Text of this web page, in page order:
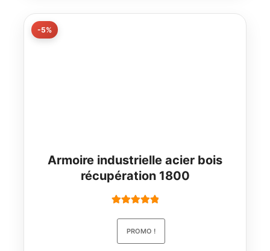
-5%
Armoire industrielle acier bois
récupération 1800
PROMO !